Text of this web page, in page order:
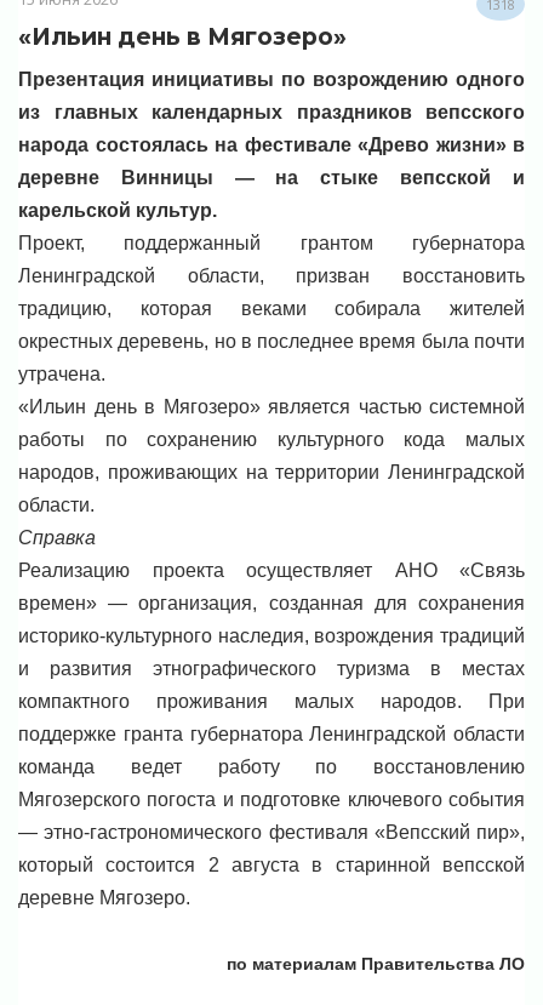
1318
«Ильин день в Мягозеро»
Презентация инициативы по возрождению одного
из главных календарных праздников вепсского
народа состоялась на фестивале «Древо жизни» в
деревне Винницы — на стыке вепсской и
карельской культур.
Проект, поддержанный грантом губернатора
Ленинградской области, призван восстановить
традицию, которая веками собирала жителей
окрестных деревень, но в последнее время была почти
утрачена.
«Ильин день в Мягозеро» является частью системной
работы по сохранению культурного кода малых
народов, проживающих на территории Ленинградской
области.
Справка
Реализацию проекта осуществляет АНО «Связь
времен» — организация, созданная для сохранения
историко-культурного наследия, возрождения традиций
и развития этнографического туризма в местах
компактного проживания малых народов. При
поддержке гранта губернатора Ленинградской области
команда ведет работу по восстановлению
Мягозерского погоста и подготовке ключевого события
— этно-гастрономического фестиваля «Вепсский пир»,
который состоится 2 августа в старинной вепсской
деревне Мягозеро.
по материалам Правительства ЛО